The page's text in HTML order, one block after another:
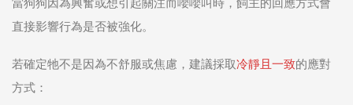
直接影響行為是否被強化。
若確定牠不是因為不舒服或焦慮，建議採取冷靜且一致的應對
方式：